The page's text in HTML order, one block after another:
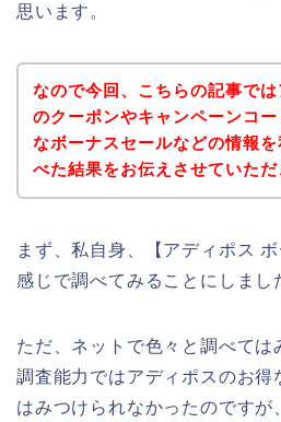
思います。
なので今回、こちらの記事では
のクーポンやキャンペーンコ
なボーナスセールなどの情報を
べた結果をお伝えさせていただ
まず、私自身、【アディポス
感じで調べてみることにしまし
ただ、ネットで色々と調べては
調査能力ではアディポスのお得
はみつけられなかったのですが